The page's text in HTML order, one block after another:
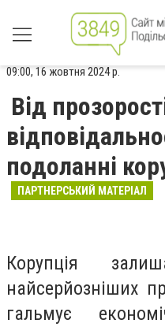
09:00, 16 жовтня 2024 р.
Від
подоланні
ПАРТНЕРСЬКИЙ МАТЕРІАЛ
Корупція
найсерйозніших
гальмує